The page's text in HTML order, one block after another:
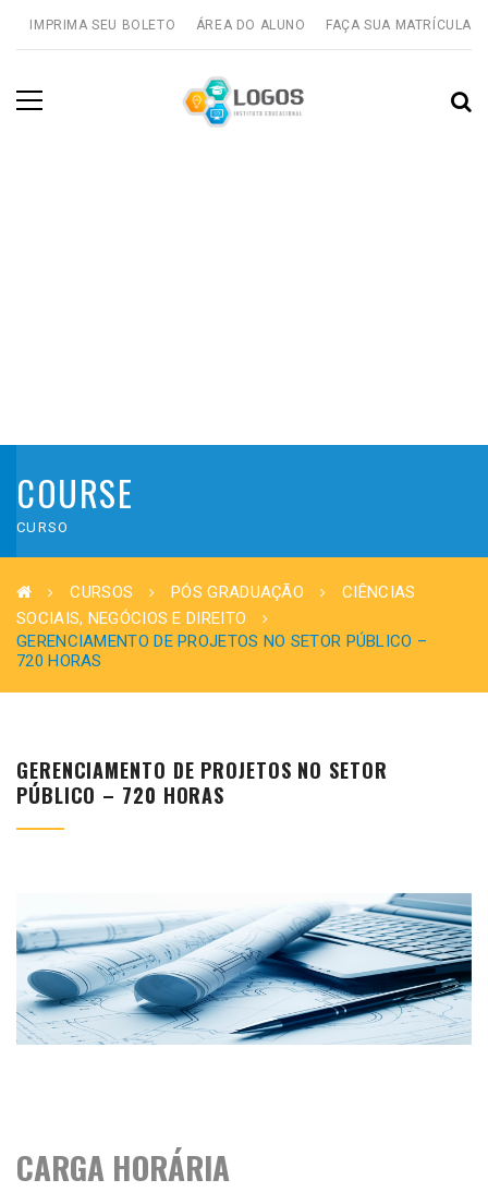
IMPRIMA SEU BOLETO ÁREA DO ALUNO FAÇA SUA MATRÍCULA
COURSE
CURSO
CURSOS PÓS GRADUAÇÃO
CIÊNCIAS
SOCIAIS, NEGÓCIOS E DIREITO
GERENCIAMENTO DE PROJETOS NO SETOR PÚBLICO –
720 HORAS
GERENCIAMENTO DE PROJETOS NO SETOR
PÚBLICO – 720 HORAS
CARGA HORÁRIA